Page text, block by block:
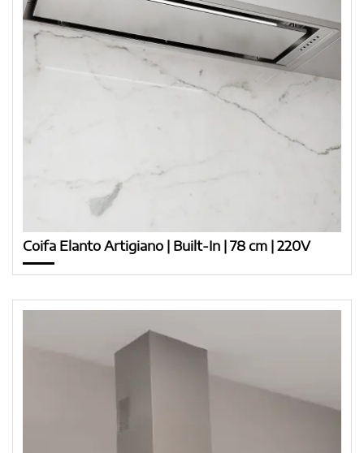
Coifa Elanto Artigiano | Built-In | 78 cm | 220V